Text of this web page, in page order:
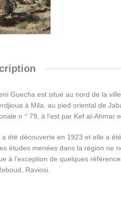
Guecha est situé au nord de la
à Mila, au pied oriental de
n ° 79, à l’est par Kef al-Ahmar
a été découverte en 1923 et elle a
études menées dans la région ne
à l’exception de quelques
Raviosi.